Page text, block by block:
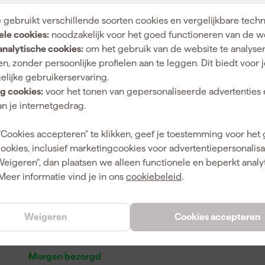
gebruikt verschillende soorten cookies en vergelijkbare
cookies: noodzakelijk voor het goed functioneren van de
cookies: om het gebruik van de website te
zonder persoonlijke profielen aan te leggen. Dit biedt voor
gebruikerservaring.
cookies: voor het tonen van gepersonaliseerde advertenties
je internetgedrag.
accepteren" te klikken, geef je toestemming voor het
inclusief marketingcookies voor
dan plaatsen we alleen functionele en beperkt
informatie vind je in ons cookiebeleid.
Cookies accepteren
Weigeren
60,09
incl. BTW
Vergelijk
Fluke AC285 Krokodillenklemmen met
vernikkelde stalen bek - 20mm
Morgen bezorgd